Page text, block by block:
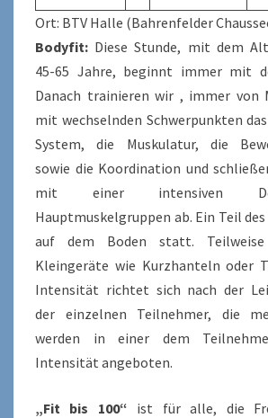
Ort: BTV Halle (Bahrenfelder
Bodyfit: Diese Stunde, mit dem
45-65 Jahre, beginnt immer mit
Danach trainieren wir , immer von
mit wechselnden Schwerpunkten
System, die Muskulatur, die
sowie die Koordination und
mit einer intensiven
Hauptmuskelgruppen ab. Ein Teil
auf dem Boden statt.
Kleingeräte wie Kurzhanteln oder
Intensität richtet sich nach der
der einzelnen Teilnehmer, die
werden in einer dem
Intensität angeboten.
„Fit bis 100“ ist für alle, die